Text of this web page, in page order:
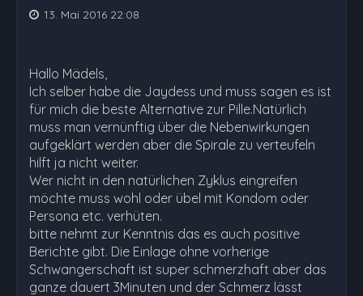
13. Mai 2016 22:08
Hallo Mädels,
Ich selber habe die Jaydess und muss sagen es ist
für mich die beste Alternative zur Pille.Natürlich
muss man vernünftig über die Nebenwirkungen
aufgeklärt werden aber die Spirale zu verteufeln
hilft ja nicht weiter.
Wer nicht in den natürlichen Zyklus eingreifen
möchte muss wohl oder übel mit Kondom oder
Persona etc. verhüten.
bitte nehmt zur Kenntnis das es auch positive
Berichte gibt. Die Einlage ohne vorherige
Schwangerschaft ist super schmerzhaft aber das
ganze dauert 3Minuten und der Schmerz lässt